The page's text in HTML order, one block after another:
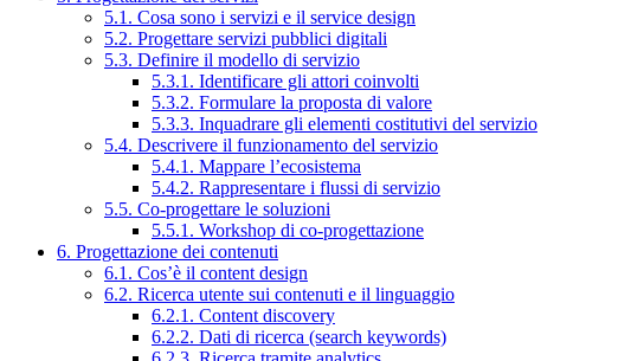
5.1. Cosa sono i servizi e il service design
5.2. Progettare servizi pubblici digitali
5.3. Definire il modello di servizio
5.3.1. Identificare gli attori coinvolti
5.3.2. Formulare la proposta di valore
5.3.3. Inquadrare gli elementi costitutivi del servizio
5.4. Descrivere il funzionamento del servizio
5.4.1. Mappare l’ecosistema
5.4.2. Rappresentare i flussi di servizio
5.5. Co-progettare le soluzioni
5.5.1. Workshop di co-progettazione
6. Progettazione dei contenuti
6.1. Cos’è il content design
6.2. Ricerca utente sui contenuti e il linguaggio
6.2.1. Content discovery
6.2.2. Dati di ricerca (search keywords)